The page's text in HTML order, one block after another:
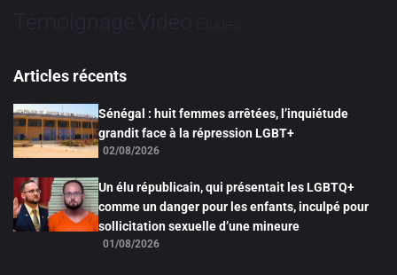
TémoignageVidéo Études
Articles récents
Sénégal : huit femmes arrêtées, l’inquiétude
grandit face à la répression LGBT+
02/08/2026
Un élu républicain, qui présentait les LGBTQ+
comme un danger pour les enfants, inculpé pour
sollicitation sexuelle d’une mineure
01/08/2026